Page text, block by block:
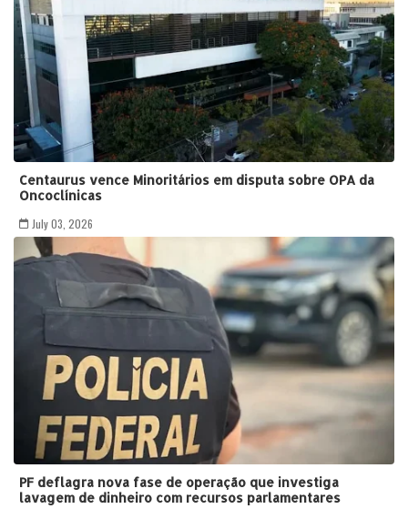
Centaurus vence Minoritários em disputa sobre OPA da
Oncoclínicas
July 03, 2026
PF deflagra nova fase de operação que investiga
lavagem de dinheiro com recursos parlamentares